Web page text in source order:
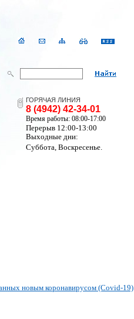
ГОРЯЧАЯ ЛИНИЯ
8 (4942) 42-34-01
Время работы: 08:00-17:00
Перерыв 12:00-13:00
Выходные дни:
Суббота, Воскресенье.
новым коронавирусом (Covid-19)